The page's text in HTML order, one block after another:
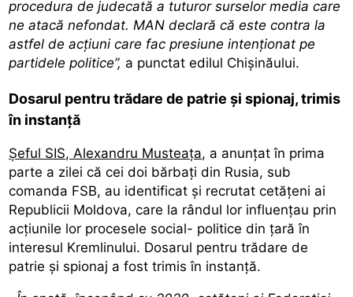
procedura de judecată a tuturor surselor media care
ne atacă nefondat. MAN declară că este contra la
astfel de acțiuni care fac presiune intenționat pe
partidele politice”, a punctat edilul Chișinăului.
Dosarul pentru trădare de patrie și spionaj, trimis
în instanță
Șeful SIS, Alexandru Musteața, a anunțat în prima
parte a zilei că cei doi bărbați din Rusia, sub
comanda FSB, au identificat și recrutat cetățeni ai
Republicii Moldova, care la rândul lor influențau prin
acțiunile lor procesele social- politice din țară în
interesul Kremlinului. Dosarul pentru trădare de
patrie și spionaj a fost trimis în instanță.